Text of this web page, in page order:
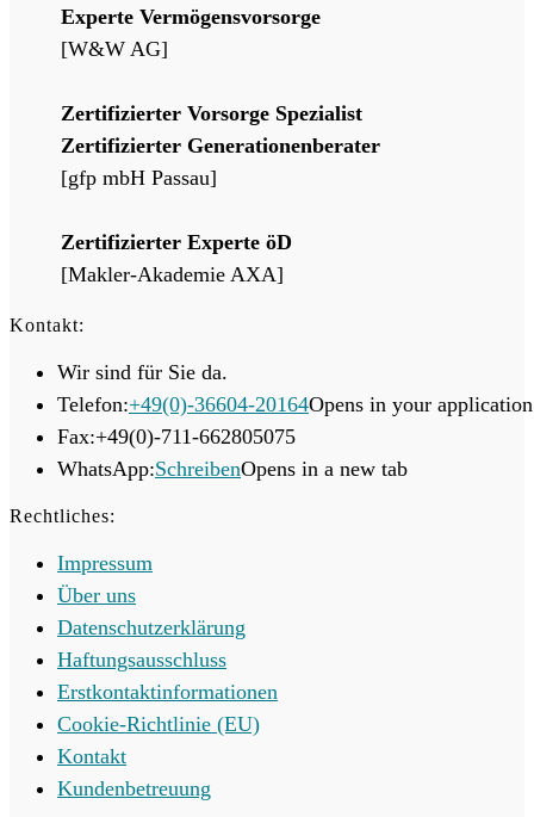
Experte Vermögensvorsorge
[W&W AG]
Zertifizierter Vorsorge Spezialist
Zertifizierter Generationenberater
[gfp mbH Passau]
Zertifizierter Experte öD
[Makler-Akademie AXA]
Kontakt:
Wir sind für Sie da.
Telefon:+49(0)-36604-20164Opens in your application
Fax:+49(0)-711-662805075
WhatsApp:SchreibenOpens in a new tab
Rechtliches:
Impressum
Über uns
Datenschutzerklärung
Haftungsausschluss
Erstkontaktinformationen
Cookie-Richtlinie (EU)
Kontakt
Kundenbetreuung